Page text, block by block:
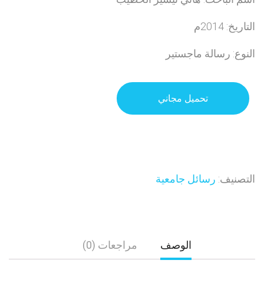
التاريخ: 2014م
النوع: رسالة ماجستير
تحميل مجاني
التصنيف: رسائل جامعية
الوصف مراجعات (0)